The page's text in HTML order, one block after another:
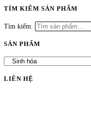
TÌM KIẾM SẢN PHẨM
Tìm kiếm:
SẢN PHẨM
LIÊN HỆ